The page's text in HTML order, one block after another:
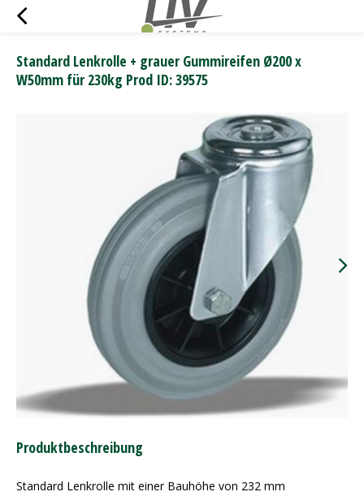
Standard Lenkrolle + grauer Gummireifen Ø200 x
W50mm für 230kg Prod ID: 39575
Produktbeschreibung
Standard Lenkrolle mit einer Bauhöhe von 232 mm